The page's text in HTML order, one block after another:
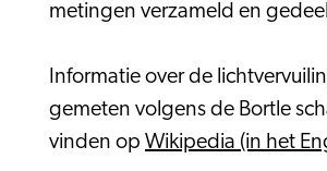
metingen verzameld en
Informatie over de
gemeten volgens de Bortle
vinden op Wikipedia (in het